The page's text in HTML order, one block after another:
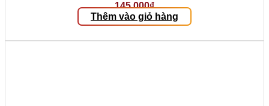
145.000₫
Thêm vào giỏ hàng